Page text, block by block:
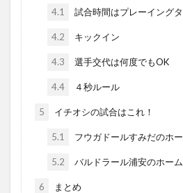
4.1 試合時間はプレーイング
4.2 キックイン
4.3 選手交代は何度でもOK
4.4 ４秒ルール
5 イチオシの試合はこれ！
5.1 フウガドールすみだのホ
5.2 バルドラール浦安のホー
6 まとめ